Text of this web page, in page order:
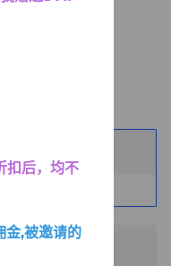
扣后，均不
金,被邀请的